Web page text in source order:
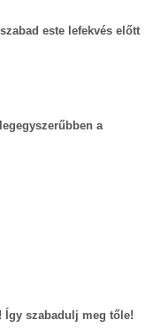
este lefekvés előtt
a
Így szabadulj meg tőle!